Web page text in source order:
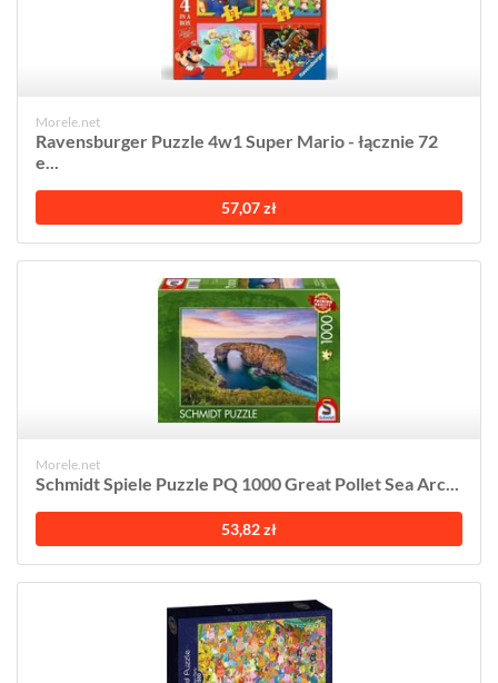
Morele.net
Ravensburger Puzzle 4w1 Super Mario - łącznie 72
e...
57,07 zł
Morele.net
Schmidt Spiele Puzzle PQ 1000 Great Pollet Sea Arc...
53,82 zł